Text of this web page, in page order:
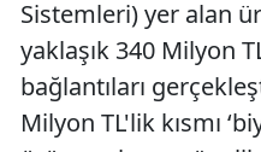
Sistemleri) yer alan
yaklaşık 340 Milyon
bağlantıları
Milyon TL'lik kısmı